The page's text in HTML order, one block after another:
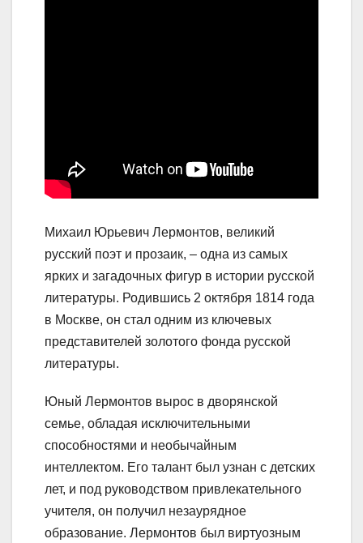
Михаил Юрьевич Лермонтов, великий
русский поэт и прозаик, – одна из самых
ярких и загадочных фигур в истории русской
литературы. Родившись 2 октября 1814 года
в Москве, он стал одним из ключевых
представителей золотого фонда русской
литературы.
Юный Лермонтов вырос в дворянской
семье, обладая исключительными
способностями и необычайным
интеллектом. Его талант был узнан с детских
лет, и под руководством привлекательного
учителя, он получил незаурядное
образование. Лермонтов был виртуозным